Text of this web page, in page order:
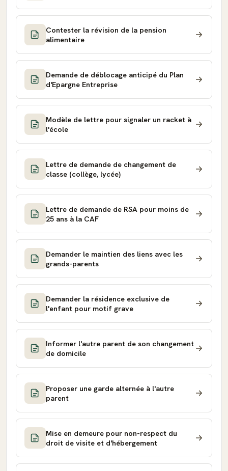
Contester la révision de la pension
alimentaire
Demande de déblocage anticipé du Plan
d'Epargne Entreprise
Modèle de lettre pour signaler un racket à
l'école
Lettre de demande de changement de
classe (collège, lycée)
Lettre de demande de RSA pour moins de
25 ans à la CAF
Demander le maintien des liens avec les
grands-parents
Demander la résidence exclusive de
l'enfant pour motif grave
Informer l'autre parent de son changement
de domicile
Proposer une garde alternée à l'autre
parent
Mise en demeure pour non-respect du
droit de visite et d'hébergement